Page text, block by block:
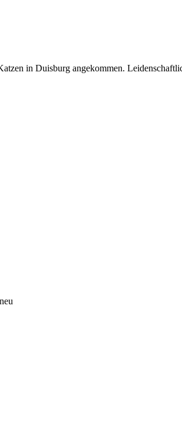
in Duisburg angekommen.